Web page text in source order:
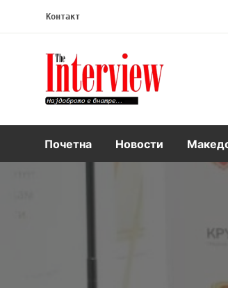
Контакт
Интервју
Почетна Новости